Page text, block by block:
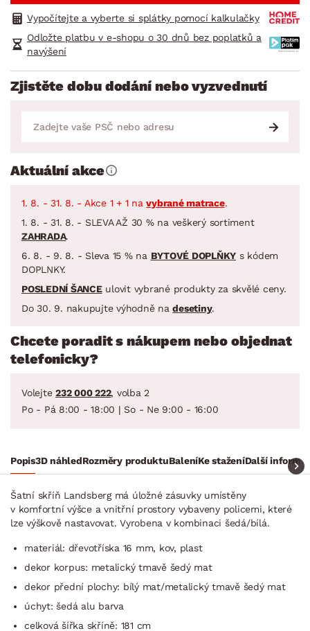
Vypočítejte a vyberte si splátky pomocí kalkulačky
Odložte platbu v e-shopu o 30 dnů bez poplatků a
navýšení
Zjistěte dobu dodání nebo vyzvednutí
Aktuální akce
1. 8. - 31. 8. - Akce 1 + 1 navybrané matrace.
1. 8. - 31. 8. - SLEVA AŽ 30 % na veškerý sortiment
ZAHRADA.
6. 8. - 9. 8. - Sleva 15 % na BYTOVÉ DOPLŇKY s kódem
DOPLNKY.
POSLEDNÍ ŠANCEulovit vybrané produkty za skvělé ceny.
Do 30. 9. nakupujte výhodně nadesetiny.
Chcete poradit s nákupem nebo objednat
telefonicky?
Volejte 232 000 222, volba 2
Po - Pá 8:00 - 18:00 | So - Ne 9:00 - 16:00
Popis3D náhledRozměry produktuBaleníKe staženíDalší
Šatní skříň Landsberg má úložné zásuvky umístěny
v komfortní výšce a vnitřní prostory vybaveny policemi, které
lze výškově nastavovat. Vyrobena v kombinaci šedá/bílá.
materiál: dřevotříska 16 mm, kov, plast
dekor korpus: metalický tmavě šedý mat
dekor přední plochy: bílý mat/metalický tmavě šedý mat
úchyt: šedá alu barva
celková šířka skříně: 181 cm